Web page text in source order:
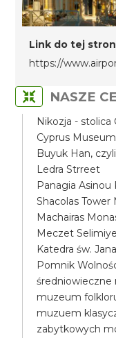
Link do tej
https://
NASZE
Nikozja - stolica
Cyprus
Buyuk Han,
Ledra Strreet
Panagia Asinou
Shacolas
Machairas
Meczet Selimiye
Katedra św. Jana
Pomnik
muzeum
muzuem
zabytkowych